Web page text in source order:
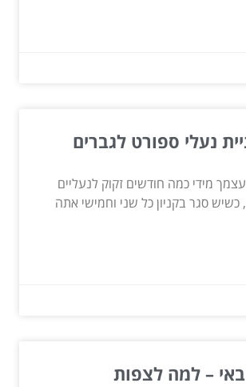
נעלי ספורט לגברים
מידי כמה חודשים זקוק לנעליים
סגר בקניון כל שני וחמישי אתה
– למה לצפות